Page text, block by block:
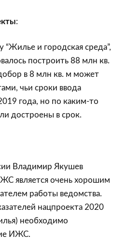
:
“Жилье и городская среда”,
построить 88 млн кв.
в 8 млн кв. м может
чьи сроки ввода
года, но по каким-то
достроены в срок.
Владимир Якушев
является очень хорошим
работы ведомства.
нацпроекта 2020
необходимо
ИЖС.